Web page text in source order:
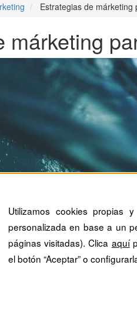
Estrategias de
márketing
Utilizamos cookies propias
personalizada en base a un
páginas visitadas). Clica aquí
el botón “Aceptar” o